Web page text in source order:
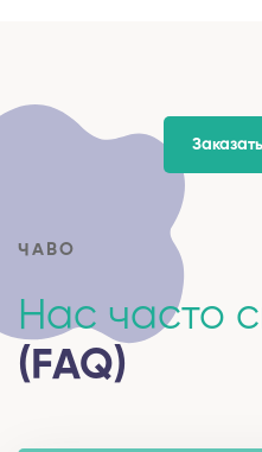
ЧАВО
Нас часто
(FAQ)